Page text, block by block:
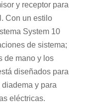
y receptor para
Con un estilo
System 10
de sistema;
de mano y los
diseñados para
y para
eléctricas.